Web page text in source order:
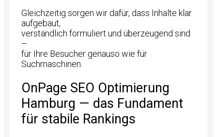
Gleichzeitig sorgen wir dafür, dass Inhalte klar
aufgebaut,
verständlich formuliert und überzeugend sind
–
für Ihre Besucher genauso wie für
Suchmaschinen.
OnPage SEO Optimierung
Hamburg — das Fundament
für stabile Rankings